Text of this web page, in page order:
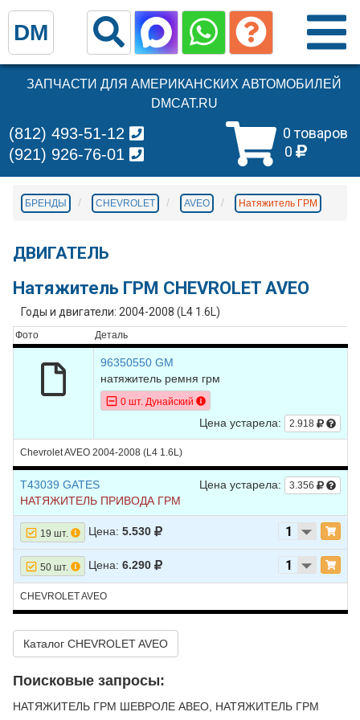
ЗАПЧАСТИ ДЛЯ АМЕРИКАНСКИХ АВТОМОБИЛЕЙ
DMCAT.RU
0 товаров
0
(812) 493-51-12
(921) 926-76-01
БРЕНДЫ CHEVROLET AVEO Натяжитель ГРМ
ДВИГАТЕЛЬ
Натяжитель ГРМ CHEVROLET AVEO
Годы и двигатели: 2004-2008 (L4 1.6L)
Фото Деталь
96350550 GM
натяжитель ремня грм
0 шт. Дунайский
Цена устарела: 2.918
Chevrolet AVEO 2004-2008 (L4 1.6L)
Цена устарела: 3.356
T43039 GATES
НАТЯЖИТЕЛЬ ПРИВОДА ГРМ
19 шт. Цена: 5.530
50 шт. Цена: 6.290
CHEVROLET AVEO
Каталог CHEVROLET AVEO
Поисковые запросы:
НАТЯЖИТЕЛЬ ГРМ ШЕВРОЛЕ АВЕО, НАТЯЖИТЕЛЬ ГРМ
DM